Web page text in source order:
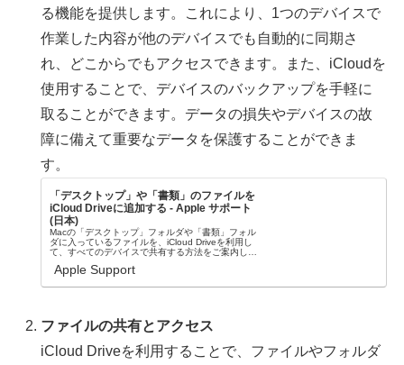
る機能を提供します。これにより、1つのデバイスで
作業した内容が他のデバイスでも自動的に同期さ
れ、どこからでもアクセスできます。また、iCloudを
使用することで、デバイスのバックアップを手軽に
取ることができます。データの損失やデバイスの故
障に備えて重要なデータを保護することができま
す。
「デスクトップ」や「書類」のファイルを
iCloud Driveに追加する - Apple サポート
(日本)
Macの「デスクトップ」フォルダや「書類」フォル
ダに入っているファイルを、iCloud Driveを利用し
て、すべてのデバイスで共有する方法をご案内しま
Apple Support
ファイルの共有とアクセス
iCloud Driveを利用することで、ファイルやフォルダ